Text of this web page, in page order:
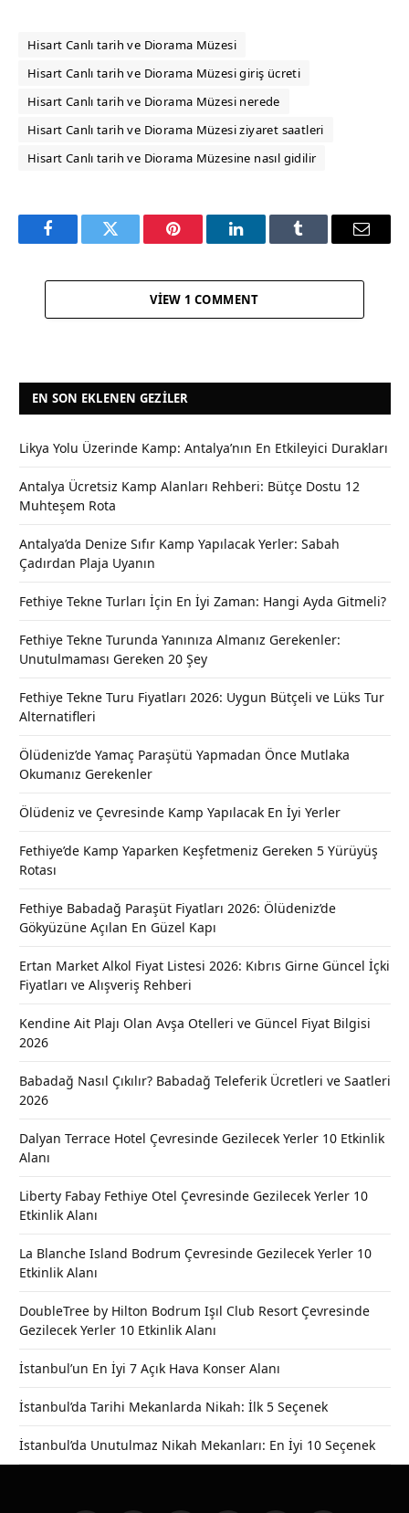
Hisart Canlı tarih ve Diorama Müzesi
Hisart Canlı tarih ve Diorama Müzesi giriş ücreti
Hisart Canlı tarih ve Diorama Müzesi nerede
Hisart Canlı tarih ve Diorama Müzesi ziyaret saatleri
Hisart Canlı tarih ve Diorama Müzesine nasıl gidilir
FacebookTwitter Pinterest LinkedInTumblr Email
VIEW 1 COMMENT
EN SON EKLENEN GEZILER
Likya Yolu Üzerinde Kamp: Antalya’nın En Etkileyici Durakları
Antalya Ücretsiz Kamp Alanları Rehberi: Bütçe Dostu 12
Muhteşem Rota
Antalya’da Denize Sıfır Kamp Yapılacak Yerler: Sabah
Çadırdan Plaja Uyanın
Fethiye Tekne Turları İçin En İyi Zaman: Hangi Ayda Gitmeli?
Fethiye Tekne Turunda Yanınıza Almanız Gerekenler:
Unutulmaması Gereken 20 Şey
Fethiye Tekne Turu Fiyatları 2026: Uygun Bütçeli ve Lüks Tur
Alternatifleri
Ölüdeniz’de Yamaç Paraşütü Yapmadan Önce Mutlaka
Okumanız Gerekenler
Ölüdeniz ve Çevresinde Kamp Yapılacak En İyi Yerler
Fethiye’de Kamp Yaparken Keşfetmeniz Gereken 5 Yürüyüş
Rotası
Fethiye Babadağ Paraşüt Fiyatları 2026: Ölüdeniz’de
Gökyüzüne Açılan En Güzel Kapı
Ertan Market Alkol Fiyat Listesi 2026: Kıbrıs Girne Güncel İçki
Fiyatları ve Alışveriş Rehberi
Kendine Ait Plajı Olan Avşa Otelleri ve Güncel Fiyat Bilgisi
2026
Babadağ Nasıl Çıkılır? Babadağ Teleferik Ücretleri ve Saatleri
2026
Dalyan Terrace Hotel Çevresinde Gezilecek Yerler 10 Etkinlik
Alanı
Liberty Fabay Fethiye Otel Çevresinde Gezilecek Yerler 10
Etkinlik Alanı
La Blanche Island Bodrum Çevresinde Gezilecek Yerler 10
Etkinlik Alanı
DoubleTree by Hilton Bodrum Işıl Club Resort Çevresinde
Gezilecek Yerler 10 Etkinlik Alanı
İstanbul’un En İyi 7 Açık Hava Konser Alanı
İstanbul’da Tarihi Mekanlarda Nikah: İlk 5 Seçenek
İstanbul’da Unutulmaz Nikah Mekanları: En İyi 10 Seçenek